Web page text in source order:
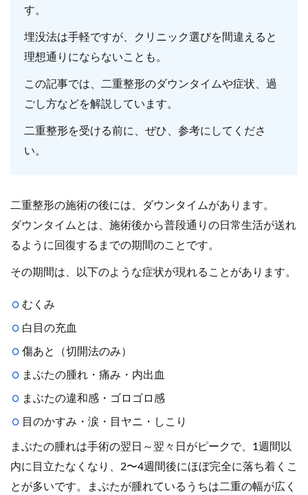
す。
埋没法は手軽ですが、クリニック選びを間違えると
理想通りにならないことも。
この記事では、二重整形のダウンタイムや症状、過
ごし方などを解説しています。
二重整形を受ける前に、ぜひ、参考にしてくださ
い。
二重整形の施術の後には、ダウンタイムがあります。
ダウンタイムとは、施術後から普段通りの日常生活が送れ
るように回復するまでの期間のことです。
その期間は、以下のような症状が現れることがあります。
むくみ
白目の充血
傷あと（切開法のみ）
まぶたの腫れ・痛み・内出血
まぶたの違和感・ゴロゴロ感
目のかすみ・涙・目ヤニ・しこり
まぶたの腫れは手術の翌日～翌々日がピークで、1週間以
内に目立たなくなり、2〜4週間後にほぼ完全に落ち着くこ
とが多いです。まぶたが腫れているうちは二重の幅が広く